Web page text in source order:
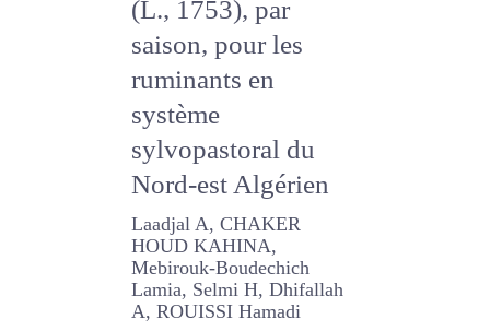
saison, pour les
ruminants en
système
sylvopastoral du
Nord-est Algérien
Laadjal A, CHAKER HOUD
KAHINA, Mebirouk-
Boudechich Lamia, Selmi
H, Dhifallah A, ROUISSI
Hamadi